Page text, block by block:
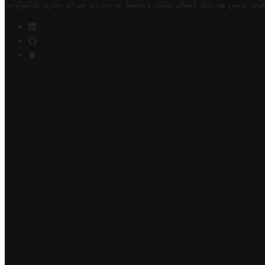
تونس هو دليل أعمال تملكه وتحتفظ به وتديره شركة مخزن التكنولوجيا